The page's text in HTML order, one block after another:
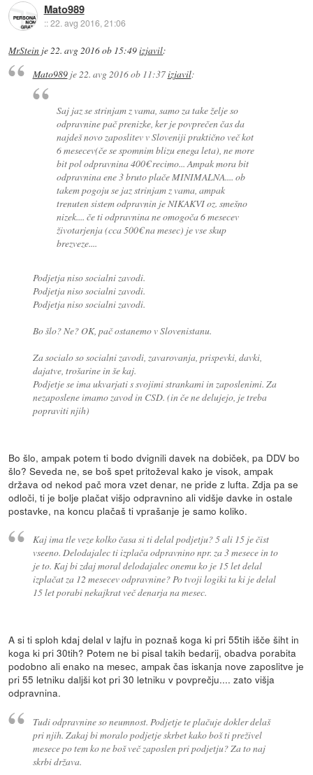
Mato989
::22. avg 2016, 21:06
MrStein je22. avg 2016 ob 15:49izjavil:
Mato989je22. avg 2016 ob 11:37izjavil:
Saj jaz se strinjam z vama, samo za take želje so
odpravnine pač prenizke, ker je povprečen čas da
najdeš novo zaposlitev v Sloveniji praktično več kot
6 mesecev(če se spomnim blizu enega leta), ne more
bit pol odpravnina 400€ recimo... Ampak mora bit
odpravnina ene 3 bruto plače MINIMALNA.... ob
takem pogoju se jaz strinjam z vama, ampak
trenuten sistem odpravnin je NIKAKVI oz. smešno
nizek.... če ti odpravnina ne omogoča 6 mesecev
životarjenja (cca 500€ na mesec) je vse skup
brezveze....
Podjetja niso socialni zavodi.
Podjetja niso socialni zavodi.
Podjetja niso socialni zavodi.
Bo šlo? Ne? OK, pač ostanemo v Slovenistanu.
Za socialo so socialni zavodi, zavarovanja, prispevki, davki,
dajatve, trošarine in še kaj.
Podjetje se ima ukvarjati s svojimi strankami in zaposlenimi. Za
nezaposlene imamo zavod in CSD. (in če ne delujejo, je treba
popraviti njih)
Bo šlo, ampak potem ti bodo dvignili davek na dobiček, pa DDV bo
šlo? Seveda ne, se boš spet pritoževal kako je visok, ampak
država od nekod pač mora vzet denar, ne pride z lufta. Zdja pa se
odloči, ti je bolje plačat višjo odpravnino ali vidšje davke in ostale
postavke, na koncu plačaš ti vprašanje je samo koliko.
Kaj ima tle veze kolko časa si ti delal podjetju? 5 ali 15 je čist
vseeno. Delodajalec ti izplača odpravnino npr. za 3 mesece in to
je to. Kaj bi zdaj moral delodajalec onemu ko je 15 let delal
izplačat za 12 mesecev odpravnine? Po tvoji logiki ta ki je delal
15 let porabi nekajkrat več denarja na mesec.
A si ti sploh kdaj delal v lajfu in poznaš koga ki pri 55tih išče šiht in
koga ki pri 30tih? Potem ne bi pisal takih bedarij, obadva porabita
podobno ali enako na mesec, ampak čas iskanja nove zaposlitve je
pri 55 letniku daljši kot pri 30 letniku v povprečju.... zato višja
odpravnina.
Tudi odpravnine so neumnost. Podjetje te plačuje dokler delaš
pri njih. Zakaj bi moralo podjetje skrbet kako boš ti preživel
mesece po tem ko ne boš več zaposlen pri podjetju? Za to naj
skrbi država.